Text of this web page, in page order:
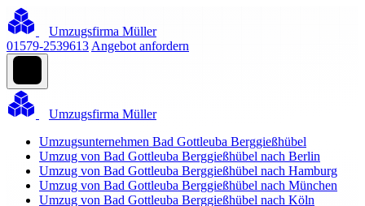
Umzugsfirma Müller
01579-2539613 Angebot anfordern
Umzugsfirma Müller
Umzugsunternehmen Bad Gottleuba Berggießhübel
Umzug von Bad Gottleuba Berggießhübel nach Berlin
Umzug von Bad Gottleuba Berggießhübel nach Hamburg
Umzug von Bad Gottleuba Berggießhübel nach München
Umzug von Bad Gottleuba Berggießhübel nach Köln